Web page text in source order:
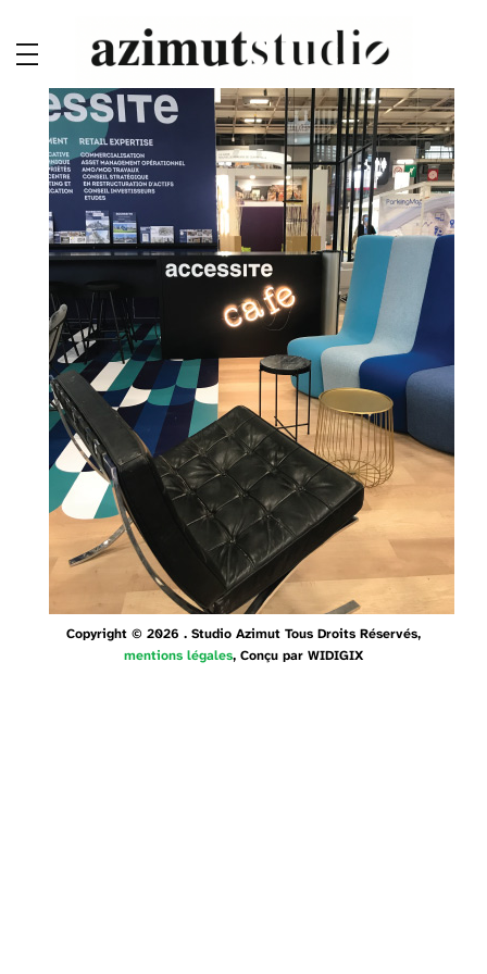
Copyright © 2026 . Studio Azimut Tous Droits Réservés,
mentions légales, Conçu par WIDIGIX